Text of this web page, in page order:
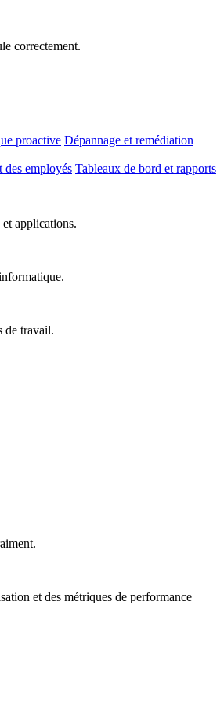
correctement.
proactive Dépannage et remédiation
des employés Tableaux de bord et rapports
applications.
de travail.
et des métriques de performance